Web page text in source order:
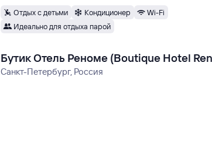
Отдых с детьми Кондиционер
Wi-Fi
Идеально для отдыха парой
Бутик Отель Реноме (Boutique Hotel
Санкт-Петербург, Россия